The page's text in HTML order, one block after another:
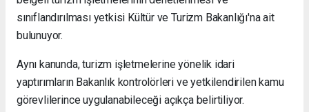
sınıflandırılması yetkisi Kültür ve Turizm Bakanlığı'na ait
bulunuyor.
Aynı kanunda, turizm işletmelerine yönelik idari
yaptırımların Bakanlık kontrolörleri ve yetkilendirilen kamu
görevlilerince uygulanabileceği açıkça belirtiliyor.